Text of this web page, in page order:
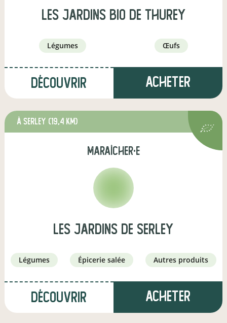
LES JARDINS BIO DE THUREY
légumes œufs
Découvrir Acheter
à Serley (19,4 km)
maraîcher·e
Les Jardins de Serley
légumes épicerie salée autres produits
Découvrir Acheter